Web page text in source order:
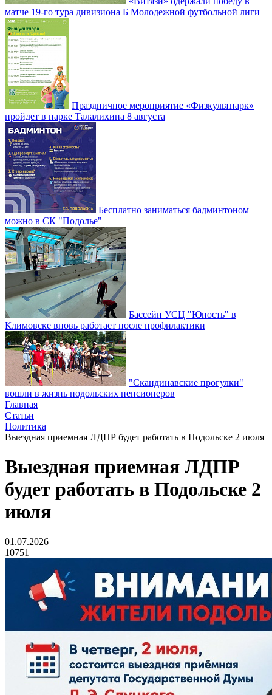
матче 19-го тура дивизиона Б Молодежной футбольной лиги
Праздничное мероприятие «Физкультпарк»
пройдет в парке Талалихина 8 августа
Бесплатно заниматься бадминтоном
можно в СК "Подолье"
Бассейн УСЦ "Юность" в
Климовске вновь работает после профилактики
"Скандинавские прогулки"
вошли в жизнь подольских пенсионеров
Главная
Статьи
Политика
Выездная приемная ЛДПР будет работать в Подольске 2 июля
Выездная приемная ЛДПР
будет работать в Подольске 2
июля
01.07.2026
10751